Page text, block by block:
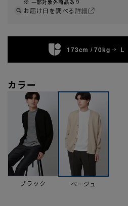
一部対象外商品あり
お届け日を調べる詳細
173cm / 70kg L
カラー
ブラック ベージュ